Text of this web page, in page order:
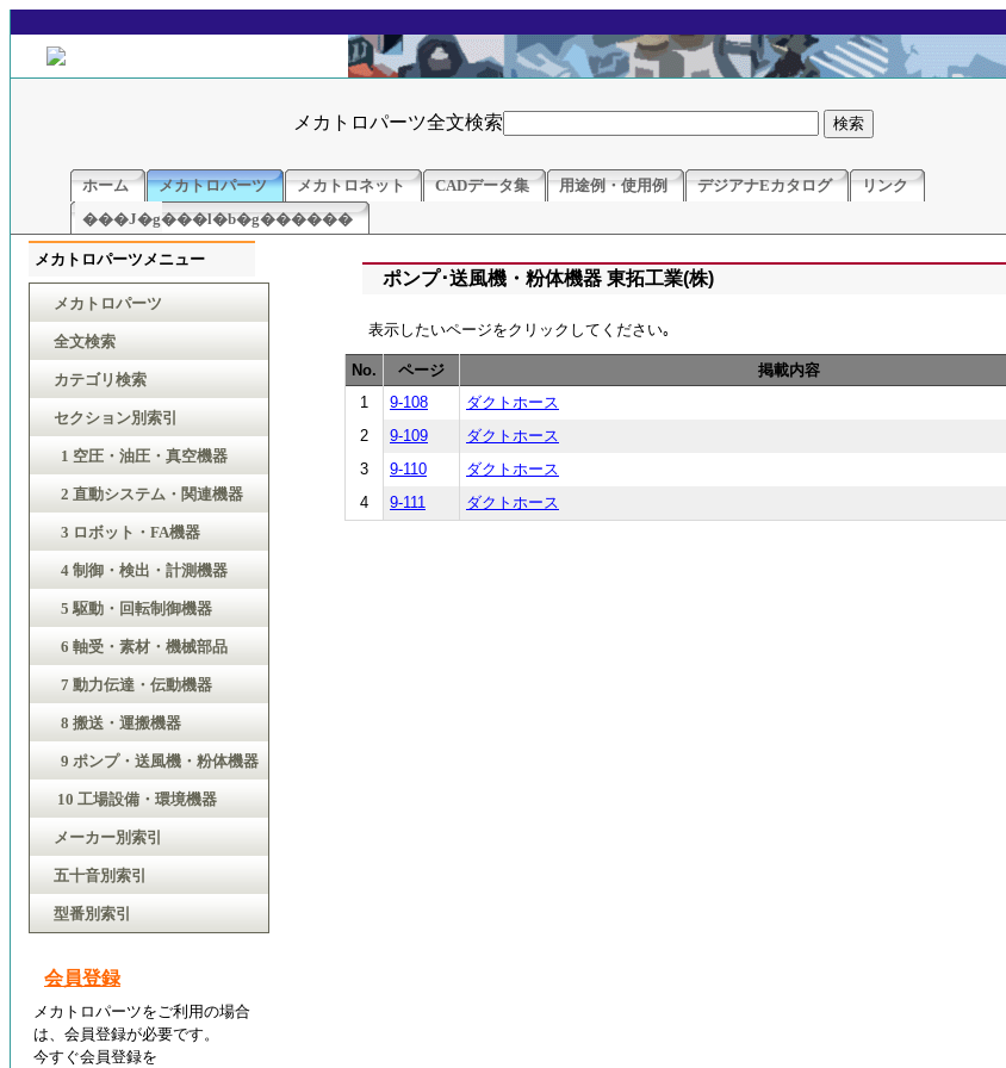
メカトロパーツ全文検索
ホーム メカトロパーツ メカトロネット CADデータ集 用途例・使用例 デジアナEカタログ
リンク
���J�g���l�b�g������
ポンプ･送風機・粉体機器 東拓工業(株)
表示したいページをクリックしてください｡
No. ページ
掲載内容
1
9-108
ダクトホース
2
9-109
ダクトホース
3
9-110
ダクトホース
4
9-111 ダクトホース
メカトロパーツメニュー
メカトロパーツ
全文検索
カテゴリ検索
セクション別索引
1 空圧・油圧・真空機器
2 直動システム・関連機器
3 ロボット・FA機器
4 制御・検出・計測機器
5 駆動・回転制御機器
6 軸受・素材・機械部品
7 動力伝達・伝動機器
8 搬送・運搬機器
9 ポンプ・送風機・粉体機器
10 工場設備・環境機器
メーカー別索引
五十音別索引
型番別索引
会員登録
メカトロパーツをご利用の場合
は、会員登録が必要です。
今すぐ会員登録を